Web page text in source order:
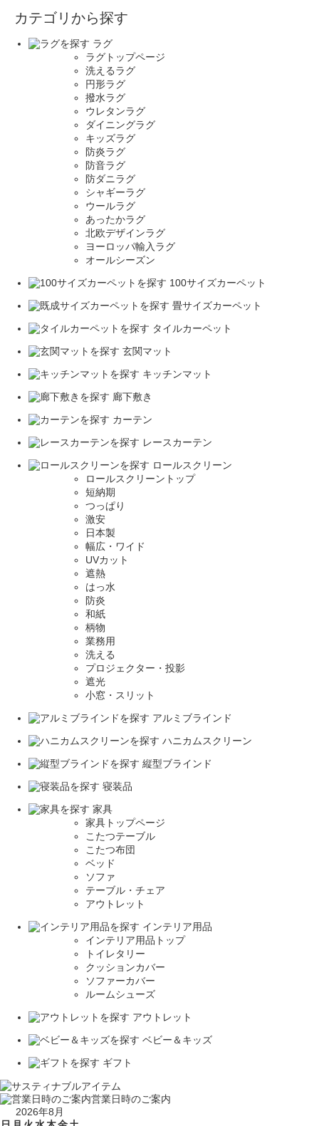
カテゴリから探す
ラグ
ラグトップページ
洗えるラグ
円形ラグ
撥水ラグ
ウレタンラグ
ダイニングラグ
キッズラグ
防炎ラグ
防音ラグ
防ダニラグ
シャギーラグ
ウールラグ
あったかラグ
北欧デザインラグ
ヨーロッパ輸入ラグ
オールシーズン
100サイズカーペット
畳サイズカーペット
タイルカーペット
玄関マット
キッチンマット
廊下敷き
カーテン
レースカーテン
ロールスクリーン
ロールスクリーントップ
短納期
つっぱり
激安
日本製
幅広・ワイド
UVカット
遮熱
はっ水
防炎
和紙
柄物
業務用
洗える
プロジェクター・投影
遮光
小窓・スリット
アルミブラインド
ハニカムスクリーン
縦型ブラインド
寝装品
家具
家具トップページ
こたつテーブル
こたつ布団
ベッド
ソファ
テーブル・チェア
アウトレット
インテリア用品
インテリア用品トップ
トイレタリー
クッションカバー
ソファーカバー
ルームシューズ
アウトレット
ベビー＆キッズ
ギフト
営業日時のご案内
2026年8月